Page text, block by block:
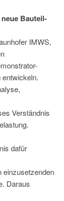
Bauteil-
IMWS,
Verständnis
dafür
einzusetzenden
Daraus